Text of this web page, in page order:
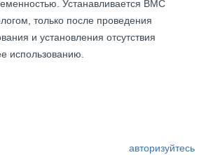
Устанавливается ВМС
только после проведения
и установления отсутствия
использованию.
авторизуйтесь